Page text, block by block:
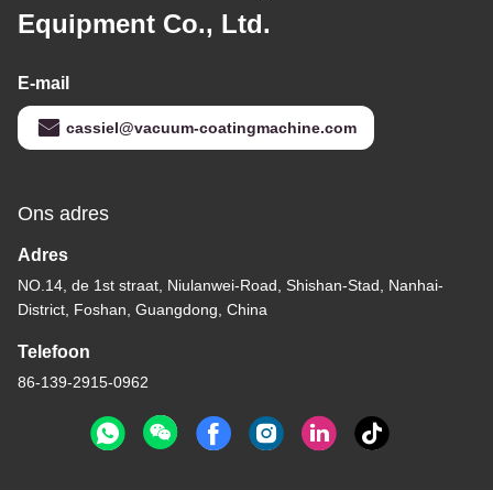
Equipment Co., Ltd.
E-mail
cassiel@vacuum-coatingmachine.com
Ons adres
Adres
NO.14, de 1st straat, Niulanwei-Road, Shishan-Stad, Nanhai-
District, Foshan, Guangdong, China
Telefoon
86-139-2915-0962